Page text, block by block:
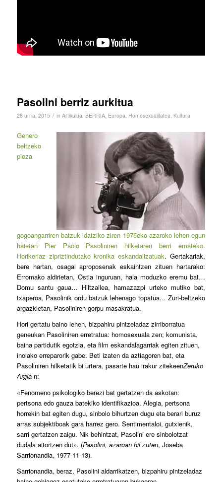
Pasolini berriz aurkitua
28 urria, 2015 / in Artikulua, BERRIA, Europa, Homosexualitatea, Kultura
Genero
beltzeko
pieza
gogoangarriren batzuk idatziko ziren 1975eko azaroko lehen egun
haietan Pier Paolo Pasoliniren hilketaren berri emateko.
Horikeriaz zipriztindutako kronika eskandalizatuak. Gertakariak,
bere hartan, osagai aproposenak eskaintzen zituen hartarako:
Erromako aldirietan, Ostia inguruan, hala moduzko eremu bat…
Domu santu gaua… Hiltzailea, hamazazpi urteko mutiko bat,
txaperoa, Pasolinik ordu batzuk lehenago topatua… Zuri-beltzeko
argazkietan, Pasoliniren gorpu masakratua.
Hori gertatu baino lehen, bizpahiru pintzeladaz zirriborratua
geneukan Pasoliniren erretratua: homosexuala zen; komunista,
baina partidutik egotzia, eta film eskandalagarriak egiten zituen,
inolako erreparorik gabe. Beti izaten da aztiagoren bat, eta
Pasoliniren hilketatik bi urtera, pasarte hau irakur zitekeenZeruko
Argia-n:
«Fenomeno psikologiko berezi bat gertatzen da askotan:
pertsona edo gauza batekiko identifikazioa. Alegia, pertsona
horrekin bat egiten dugu, sinbolo bihurtzen dugu eta berari buruz
arras subjektiboak gara harrez gero. Sentimentaloi, gutxienik,
sarri gertatzen zaigu. Nik behintzat, Pasolini ere sinbolotzat
dudala aitortzen dut». (Pasolini, azaroan hil zuten, Joseba
Sarrionandia, 1977-11-13).
Sarrionandia, beraz, Pasolini aldarrikatzen, bizpahiru pintzeladaz